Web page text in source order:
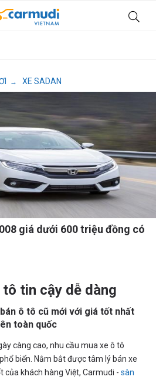
→ XE SADAN
giá dưới 600 triệu đồng có
tô tin cậy dễ dàng
ô tô cũ mới với giá tốt nhất
toàn quốc
càng cao, nhu cầu mua xe ô tô
biến. Nắm bắt được tâm lý bán xe
của khách hàng Việt, Carmudi - sàn